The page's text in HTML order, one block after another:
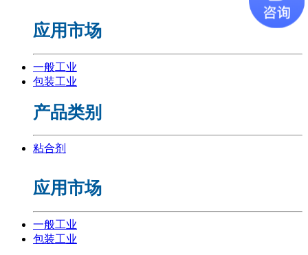
应用市场
一般工业
包装工业
产品类别
粘合剂
应用市场
一般工业
包装工业